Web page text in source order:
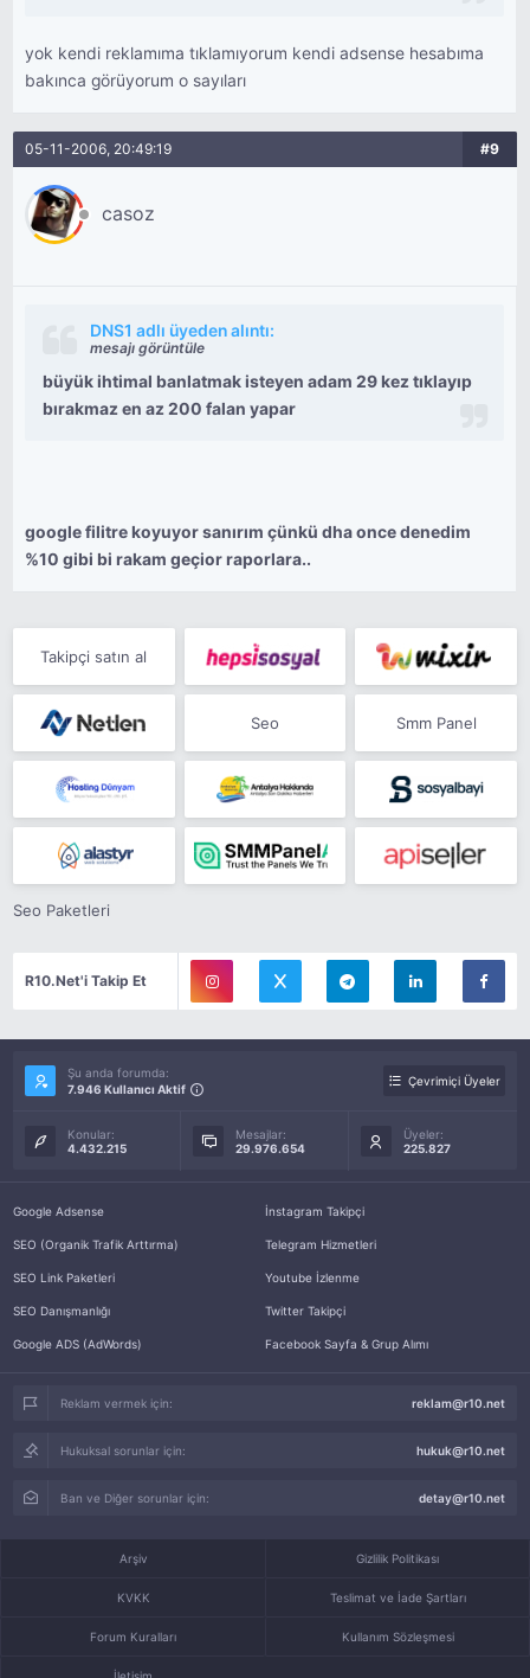
yok kendi reklamıma tıklamıyorum kendi adsense hesabıma
bakınca görüyorum o sayıları
05-11-2006, 20:49:19 #9
casoz
DNS1 adlı üyeden alıntı:
mesajı görüntüle
büyük ihtimal banlatmak isteyen adam 29 kez tıklayıp
bırakmaz en az 200 falan yapar
google filitre koyuyor sanırım çünkü dha once denedim
%10 gibi bi rakam geçior raporlara..
Takipçi satın al
Seo Smm Panel
Seo Paketleri
R10.Net'i Takip Et
Şu anda forumda:
7.946 Kullanıcı Aktif
Çevrimiçi Üyeler
Konular:
4.432.215
Mesajlar:
29.976.654
Üyeler:
225.827
Google Adsense
SEO (Organik Trafik Arttırma)
SEO Link Paketleri
SEO Danışmanlığı
Google ADS (AdWords)
İnstagram Takipçi
Telegram Hizmetleri
Youtube İzlenme
Twitter Takipçi
Facebook Sayfa & Grup Alımı
Reklam vermek için: reklam@r10.net
Hukuksal sorunlar için: hukuk@r10.net
Ban ve Diğer sorunlar için: detay@r10.net
Arşiv Gizlilik Politikası
KVKK Teslimat ve İade Şartları
Forum Kuralları Kullanım Sözleşmesi